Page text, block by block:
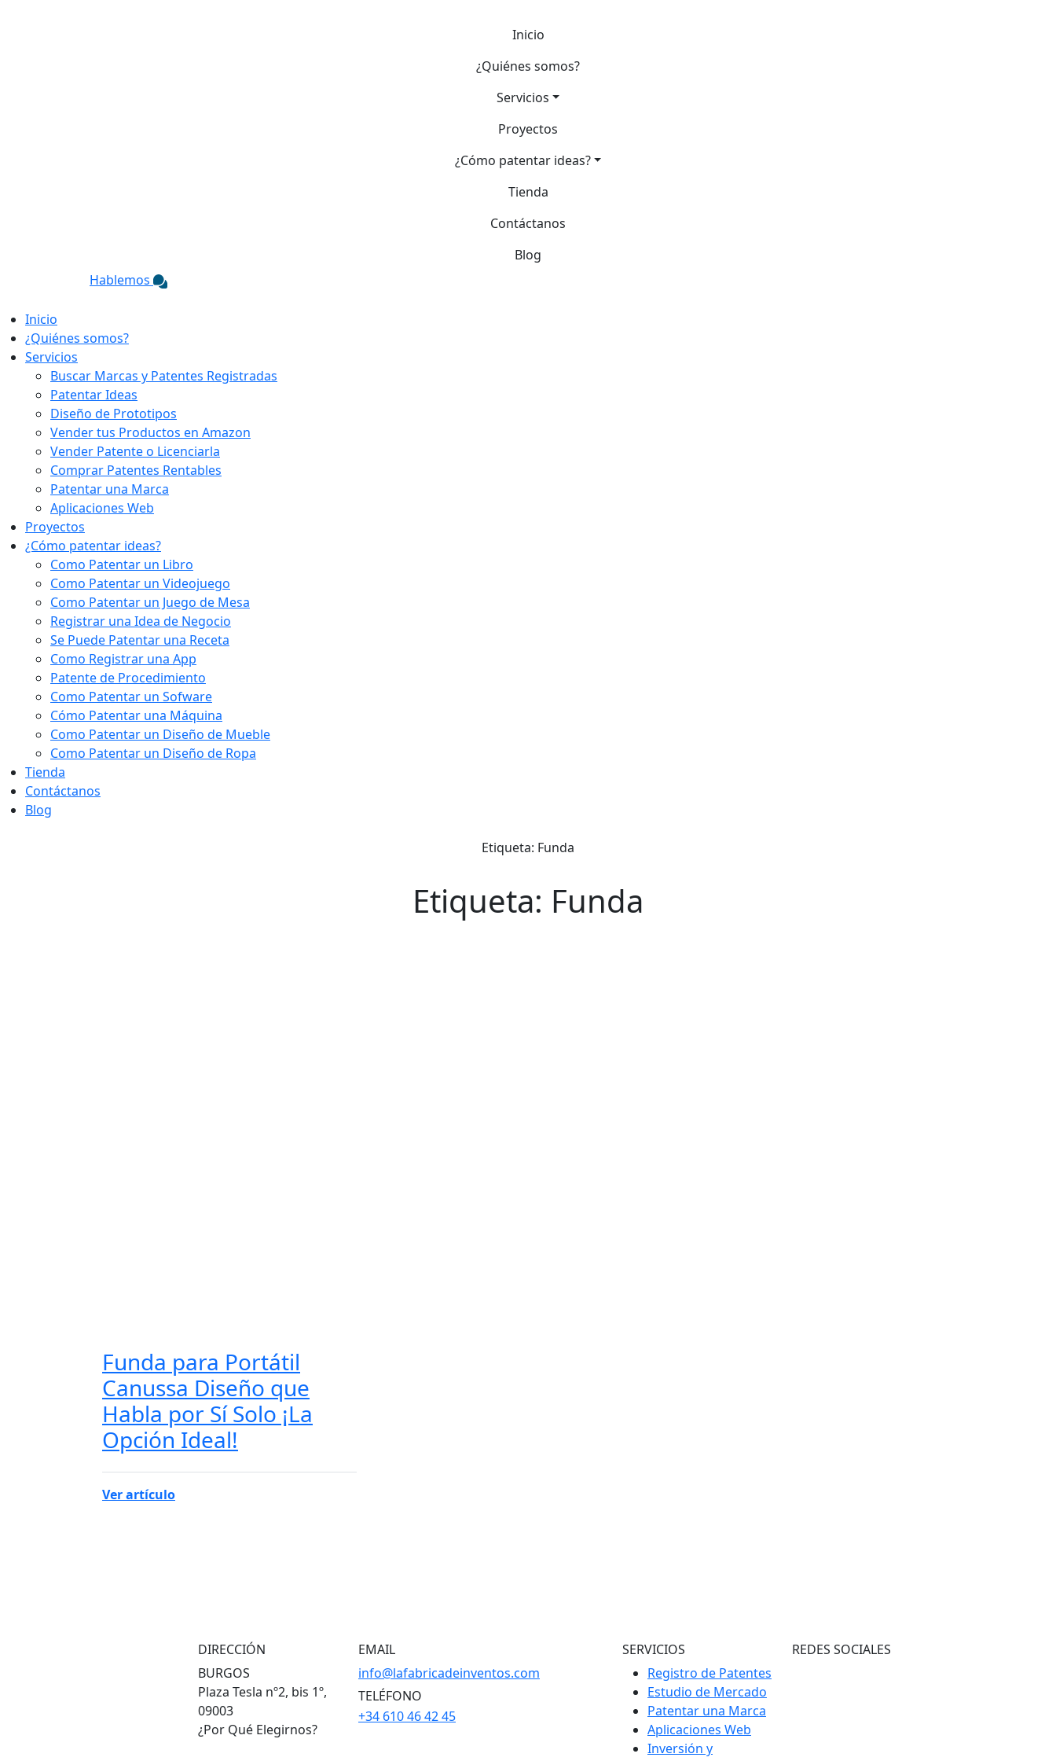
Inicio
¿Quiénes somos?
Servicios
Proyectos
¿Cómo patentar ideas?
Tienda
Contáctanos
Blog
Hablemos
Inicio
¿Quiénes somos?
Servicios
Buscar Marcas y Patentes Registradas
Patentar Ideas
Diseño de Prototipos
Vender tus Productos en Amazon
Vender Patente o Licenciarla
Comprar Patentes Rentables
Patentar una Marca
Aplicaciones Web
Proyectos
¿Cómo patentar ideas?
Como Patentar un Libro
Como Patentar un Videojuego
Como Patentar un Juego de Mesa
Registrar una Idea de Negocio
Se Puede Patentar una Receta
Como Registrar una App
Patente de Procedimiento
Como Patentar un Sofware
Cómo Patentar una Máquina
Como Patentar un Diseño de Mueble
Como Patentar un Diseño de Ropa
Tienda
Contáctanos
Blog
Etiqueta: Funda
Etiqueta: Funda
Funda para Portátil
Canussa Diseño que
Habla por Sí Solo ¡La
Opción Ideal!
Ver artículo
DIRECCIÓN
BURGOS
Plaza Tesla nº2, bis 1º,
09003
¿Por Qué Elegirnos?
EMAIL
info@lafabricadeinventos.com
TELÉFONO
+34 610 46 42 45
SERVICIOS
Registro de Patentes
Estudio de Mercado
Patentar una Marca
Aplicaciones Web
Inversión y
REDES SOCIALES